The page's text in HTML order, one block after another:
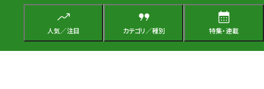
人気／注目 カテゴリ／種別 特集・連載